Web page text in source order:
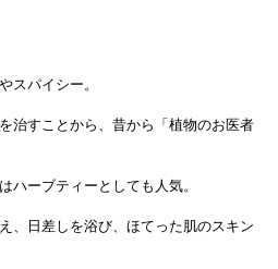
スパイシー。
治すことから、昔から「植物のお医者
ハーブティーとしても人気。
、日差しを浴び、ほてった肌のスキン